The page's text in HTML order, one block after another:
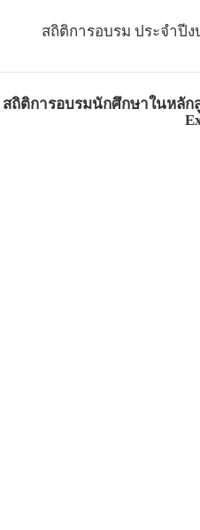
สถิติการอบรม ประจำปี
สถิติการอบรมนักศึกษาในหลักสูตร เ